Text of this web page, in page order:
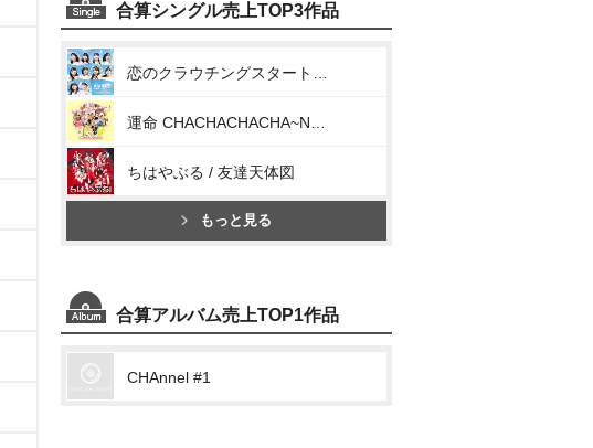
合算シングル売上TOP3作品
ちはやぶる / 友達天体図
もっと見る
合算アルバム売上TOP1作品
CHAnnel #1